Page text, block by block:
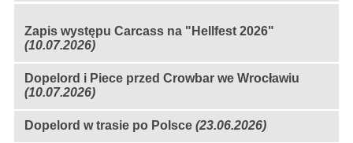
Zapis występu Carcass na "Hellfest 2026"
(10.07.2026)
Dopelord i Piece przed Crowbar we Wrocławiu
(10.07.2026)
Dopelord w trasie po Polsce (23.06.2026)